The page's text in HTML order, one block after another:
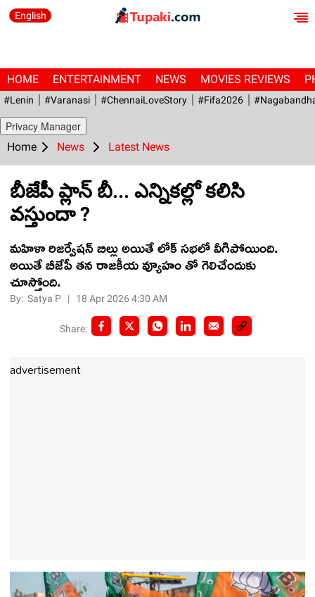
English
HOME ENTERTAINMENT NEWS MOVIES REVIEWS
#Lenin #Varanasi #ChennaiLoveStory #fifa2026
Privacy Manager
Home News Latest News
బీజేపీ ప్లాన్ బీ... ఎన్నికల్లో కలిసి
వస్తుందా ?
మహిళా రిజర్వేషన్ బిల్లు అయితే లోక్ సభలో వీగిపోయింది.
అయితే బీజేపీ తన రాజకీయ వ్యూహం తో గెలిచేందుకు
చూస్తోంది.
By:Satya P | 18 Apr 2026 4:30 AM
Share:
advertisement